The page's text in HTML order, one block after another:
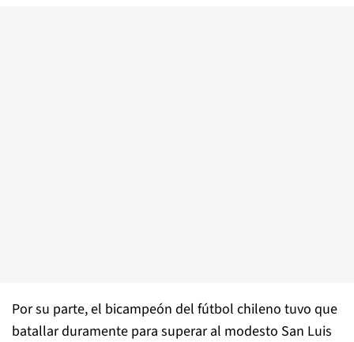
Por su parte, el bicampeón del fútbol chileno tuvo que
batallar duramente para superar al modesto San Luis